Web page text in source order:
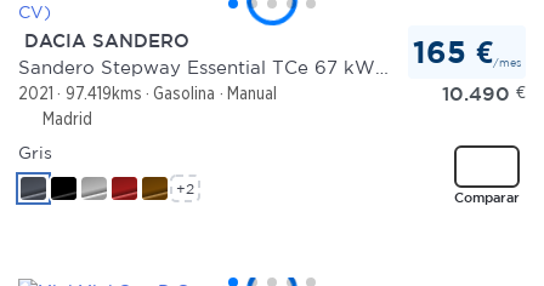
DACIA SANDERO
2021 97.419kms Gasolina
Manual
Madrid
165 €/mes
10.490 €
Comparar
Gris
+2